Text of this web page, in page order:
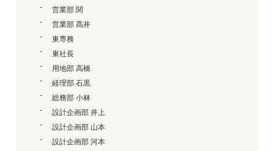
営業部 関
営業部 髙井
東専務
東社長
用地部 高橋
経理部 石黒
総務部 小林
設計企画部 井上
設計企画部 山本
設計企画部 河本